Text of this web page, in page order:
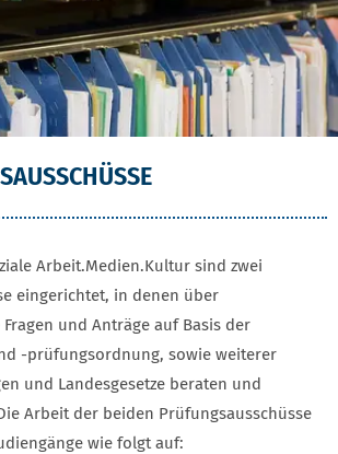
Arbeit.Medien.Kultur sind zwei
eingerichtet, in denen über
und Anträge auf Basis der
-prüfungsordnung, sowie weiterer
und Landesgesetze beraten und
Arbeit der beiden Prüfungsausschüsse
wie folgt auf: